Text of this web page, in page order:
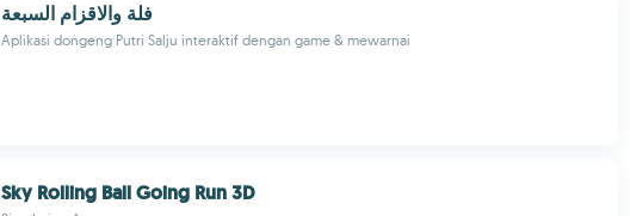
فلة والاقزام السبعة
Aplikasi dongeng Putri Salju interaktif dengan game & mewarnai
Sky Rolling Ball Going Run 3D